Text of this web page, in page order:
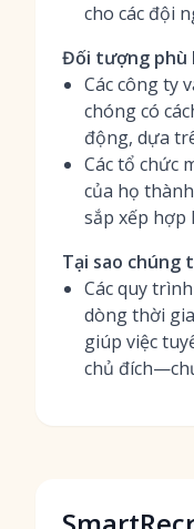
cho các đội
Đối tượng phù
Các công ty
chóng có
động, dựa
Các tổ chức
của họ
sắp xếp hợp
Tại sao chúng
Các quy
dòng thời
giúp việc
chủ